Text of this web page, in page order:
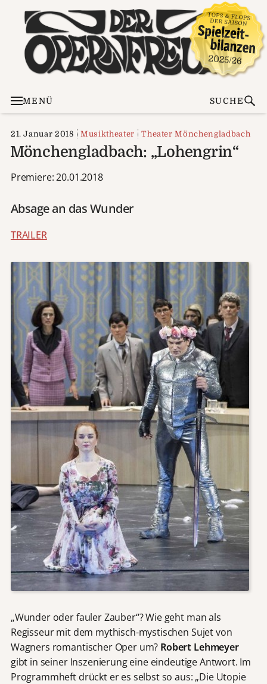
MENÜ SUCHE
21. Januar 2018 Musiktheater Theater Mönchengladbach
Mönchengladbach: „Lohengrin“
Premiere: 20.01.2018
Absage an das Wunder
TRAILER
„Wunder oder fauler Zauber“? Wie geht man als
Regisseur mit dem mythisch-mystischen Sujet von
Wagners romantischer Oper um? Robert Lehmeyer
gibt in seiner Inszenierung eine eindeutige Antwort. Im
Programmheft drückt er es selbst so aus: „Die Utopie